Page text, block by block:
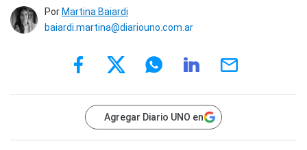
Por Martina Baiardi
baiardi.martina@diariouno.com.ar
Agregar Diario UNO en